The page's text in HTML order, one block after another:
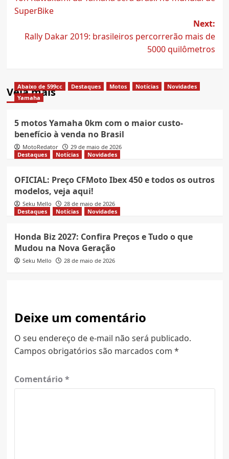
SuperBike
Next:
Rally Dakar 2019: brasileiros percorrerão mais de
5000 quilômetros
Veja mais
Abaixo de 599cc Destaques Motos Notícias
Novidades
Yamaha
5 motos Yamaha 0km com o maior custo-
benefício à venda no Brasil
MotoRedator
29 de maio de 2026
Destaques
Notícias Novidades
OFICIAL: Preço CFMoto Ibex 450 e todos os outros
modelos, veja aqui!
Seku Mello
28 de maio de 2026
Destaques
Notícias Novidades
Honda Biz 2027: Confira Preços e Tudo o que
Mudou na Nova Geração
Seku Mello 28 de maio de 2026
Deixe um comentário
O seu endereço de e-mail não será publicado.
Campos obrigatórios são marcados com *
Comentário *